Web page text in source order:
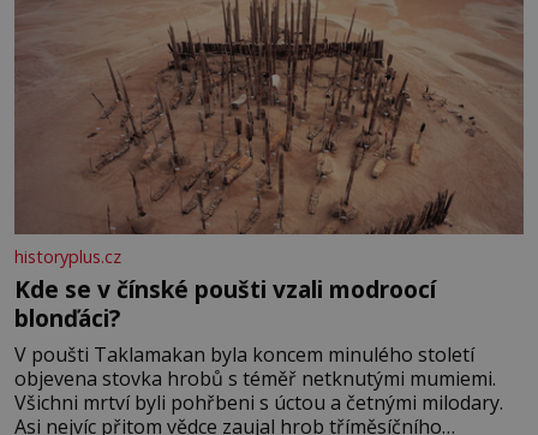
historyplus.cz
Kde se v čínské poušti vzali modroocí
blonďáci?
V poušti Taklamakan byla koncem minulého století
objevena stovka hrobů s téměř netknutými mumiemi.
Všichni mrtví byli pohřbeni s úctou a četnými milodary.
Asi nejvíc přitom vědce zaujal hrob tříměsíčního